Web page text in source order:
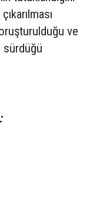
ve
sürdüğü